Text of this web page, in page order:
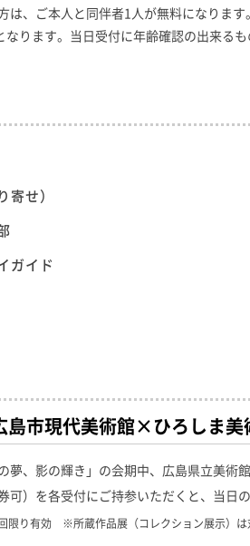
、ご本人と同伴者1人が無料になります。
ります。当日受付に年齢確認の出来るも
せ）
ガイド
島市現代美術館×ひろしま
夢、影の輝き」の会期中、広島県立美
可）を各受付にご持参いただくと、当日
限り有効 ※所蔵作品展（コレクション展示）